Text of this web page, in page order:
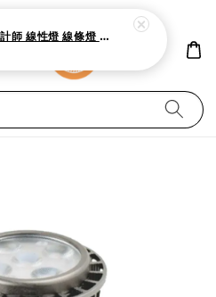
LED天際線燈 設計師 線性燈 線條燈 鋼帶燈